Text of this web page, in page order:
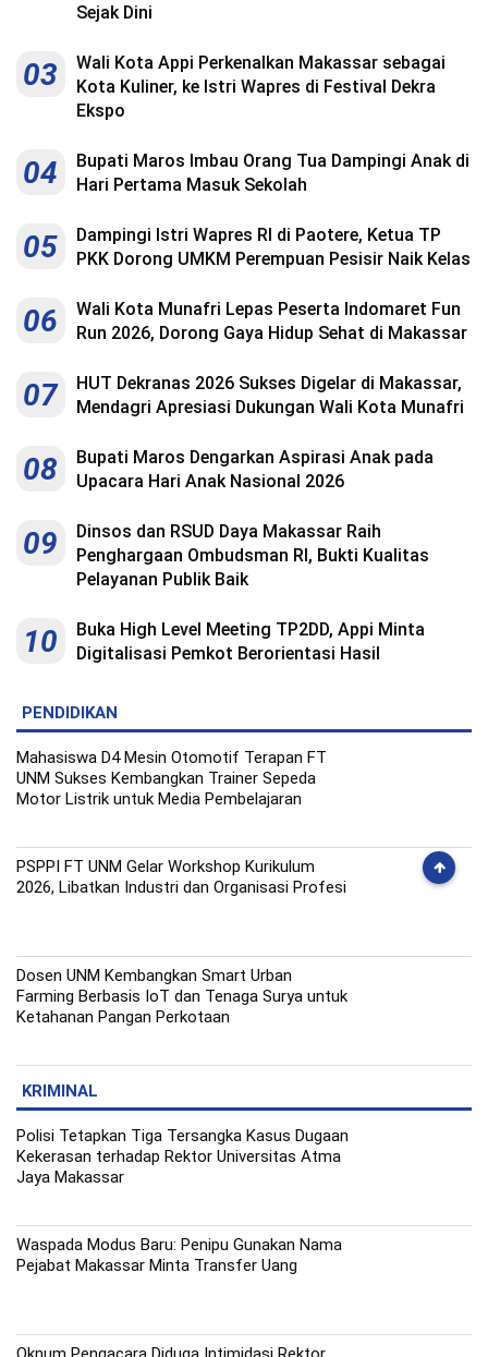
Sejak Dini
03
Wali Kota Appi Perkenalkan Makassar sebagai
Kota Kuliner, ke Istri Wapres di Festival Dekra
Ekspo
04
Bupati Maros Imbau Orang Tua Dampingi Anak di
Hari Pertama Masuk Sekolah
05
Dampingi Istri Wapres RI di Paotere, Ketua TP
PKK Dorong UMKM Perempuan Pesisir Naik Kelas
06
Wali Kota Munafri Lepas Peserta Indomaret Fun
Run 2026, Dorong Gaya Hidup Sehat di Makassar
07
HUT Dekranas 2026 Sukses Digelar di Makassar,
Mendagri Apresiasi Dukungan Wali Kota Munafri
08
Bupati Maros Dengarkan Aspirasi Anak pada
Upacara Hari Anak Nasional 2026
09
Dinsos dan RSUD Daya Makassar Raih
Penghargaan Ombudsman RI, Bukti Kualitas
Pelayanan Publik Baik
10
Buka High Level Meeting TP2DD, Appi Minta
Digitalisasi Pemkot Berorientasi Hasil
PENDIDIKAN
Mahasiswa D4 Mesin Otomotif Terapan FT
UNM Sukses Kembangkan Trainer Sepeda
Motor Listrik untuk Media Pembelajaran
PSPPI FT UNM Gelar Workshop Kurikulum
2026, Libatkan Industri dan Organisasi Profesi
Dosen UNM Kembangkan Smart Urban
Farming Berbasis IoT dan Tenaga Surya untuk
Ketahanan Pangan Perkotaan
KRIMINAL
Polisi Tetapkan Tiga Tersangka Kasus Dugaan
Kekerasan terhadap Rektor Universitas Atma
Jaya Makassar
Waspada Modus Baru: Penipu Gunakan Nama
Pejabat Makassar Minta Transfer Uang